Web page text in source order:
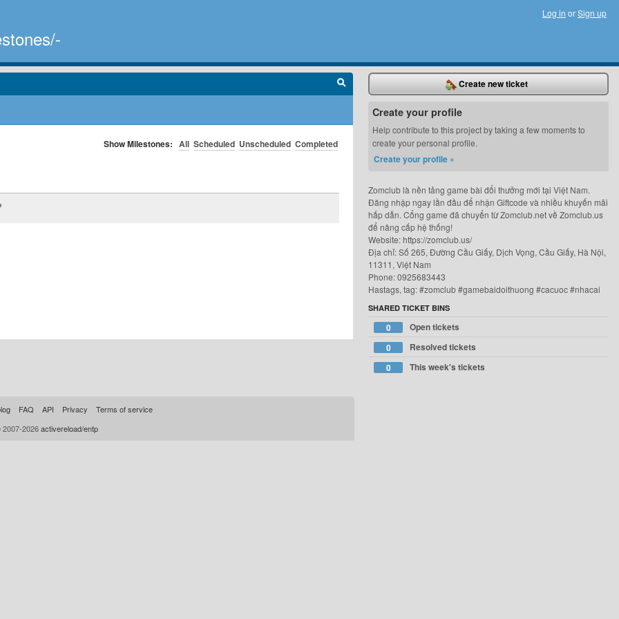
Log in orSign up
Show Milestones: All Scheduled Unscheduled Completed
Create new ticket
Create your profile
Help contribute to this project by taking a few moments to
create your personal profile.
Create your profile »
Zomclub là nền tảng game bài đổi thưởng mới tại Việt Nam.
Đăng nhập ngay lần đầu để nhận Giftcode và nhiều khuyến mãi
hấp dẫn. Cổng game đã chuyển từ Zomclub.net về Zomclub.us
để nâng cấp hệ thống!
Website: https://zomclub.us/
Địa chỉ: Số 265, Đường Cầu Giấy, Dịch Vọng, Cầu Giấy, Hà Nội,
11311, Việt Nam
Phone: 0925683443
Hastags, tag: #zomclub #gamebaidoithuong #cacuoc #nhacai
SHARED TICKET BINS
0
Open tickets
0
Resolved tickets
0
This week's tickets
FAQ API Privacy
Terms of service
2026activereload/entp